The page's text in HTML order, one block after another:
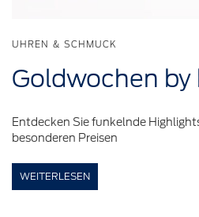
UHREN & SCHMUCK
Goldwochen by
Entdecken Sie funkelnde
besonderen Preisen
WEITERLESEN